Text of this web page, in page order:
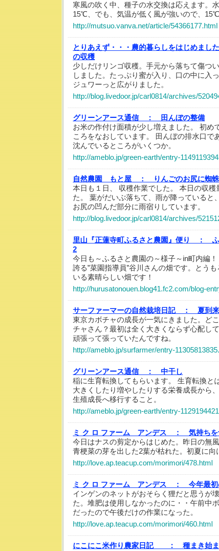
寒風の吹く中、種子の水交換は応えます。
15℃、でも、気温が低く風が強いので、
http://mutsuo.vanva.net/article/54366177.html
とりあえず・・・農的暮らしをはじめまし
の収穫
少しだけリンゴ収穫。手元から落ちて傷つ
しました。たっぷり蜜が入り、口の中に入
ジュワーっと広がりました。
http://blog.livedoor.jp/carl0814/archives/
グリーンアース通信 ：
田んぼの整備
お米の作付け面積が少し増えました。 初め
ころをなおしています。 田んぼの排水口で
沈んでいるところがいくつか。
http://ameblo.jp/green-earth/entry-
自然農園 もと屋 ：
りんごのお尻に蜘蛛
本日も１日、 収穫作業でした。 本日の収
た。 葉がだいぶ落ちて、雨が降っていると
お尻の凹んだ部分に雨宿りしています。
http://blog.livedoor.jp/carl0814/archives/
里山『正蓮寺町ふるさと農園』便り ：
2
今日も～ふるさと農園の～様子～in町内編
誇る”菜園指導員”谷川さんの畑です。とう
いる素晴らしい畑です！
http://hurusatonouen.blog41.fc2.com/blog-
サーファーマーの自然栽培日記 ：
夏到来
東京カボチャの成長が一気にきました。ど
チャさん？最初は全く大きくならず心配し
頑張って張っていたんですね。
http://ameblo.jp/surfarmer/entry-
グリーンアース通信 ：
中干し
稲に生育転換してもらいます。 生育転換と
大きくしたり増やしたりする栄養成長から
生殖成長へ移行すること。
http://ameblo.jp/green-earth/entry-
ミ ク ロ ファーム アンデス ：
気持ち
今日はナスの剪定からはじめた。昨日の無
青梗菜の芽を出した2葉が枯れた。初夏に
http://love.ap.teacup.com/morimori/478.html
ミ ク ロ ファーム アンデス ：
今年最
インゲンのネットがおそらく狸だと思うが
た。堆肥は使用しなかったのに・・午前中
だったので午後だけの作業になった。
http://love.ap.teacup.com/morimori/460.html
にこにこ米作り農家日記 ：
種まき始